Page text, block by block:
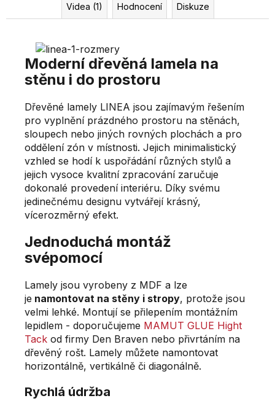
Videa (1) Hodnocení Diskuze
Moderní dřevěná lamela na
stěnu i do prostoru
Dřevěné lamely LINEA jsou zajímavým řešením
pro vyplnění prázdného prostoru na stěnách,
sloupech nebo jiných rovných plochách a pro
oddělení zón v místnosti. Jejich minimalistický
vzhled se hodí k uspořádání různých stylů a
jejich vysoce kvalitní zpracování zaručuje
dokonalé provedení interiéru. Díky svému
jedinečnému designu vytvářejí krásný,
vícerozměrný efekt.
Jednoduchá montáž
svépomocí
Lamely jsou vyrobeny z MDF a lze
je namontovat na stěny i stropy, protože jsou
velmi lehké. Montují se přilepením montážním
lepidlem - doporučujeme MAMUT GLUE Hight
Tack od firmy Den Braven nebo přivrtáním na
dřevěný rošt. Lamely můžete namontovat
horizontálně, vertikálně či diagonálně.
Rychlá údržba